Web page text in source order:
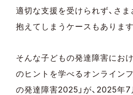
適切な支援を受けられず、さ
抱えてしまうケースもあります
そんな子どもの発達障害にお
のヒントを学べるオンライン
の発達障害2025」が、2025年7